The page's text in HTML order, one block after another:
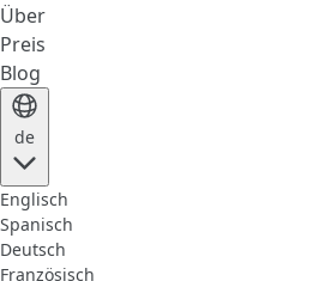
Über
Preis
Blog
de
Englisch
Spanisch
Deutsch
Französisch